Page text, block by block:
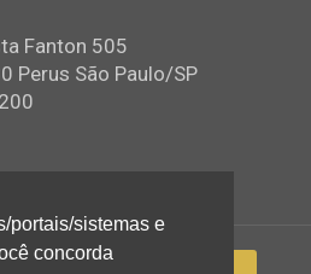
Fanton 505
Perus São Paulo/SP
portais/sistemas e
concorda